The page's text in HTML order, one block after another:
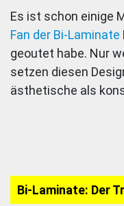
Es ist schon einige
Fan der Bi-Laminate
geoutet habe. Nur
setzen diesen
ästhetische als
Bi-Laminate: Der